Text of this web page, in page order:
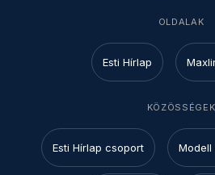
OLDALAK
Esti Hírlap
KÖZÖSSÉGEK
Esti Hírlap csoport